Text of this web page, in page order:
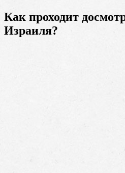
Как проходит
Израиля?